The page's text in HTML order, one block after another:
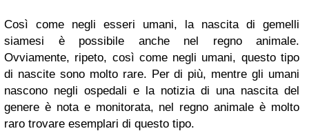
Così come negli esseri umani, la nascita di gemelli
siamesi è possibile anche nel regno animale.
Ovviamente, ripeto, così come negli umani, questo tipo
di nascite sono molto rare. Per di più, mentre gli umani
nascono negli ospedali e la notizia di una nascita del
genere è nota e monitorata, nel regno animale è molto
raro trovare esemplari di questo tipo.